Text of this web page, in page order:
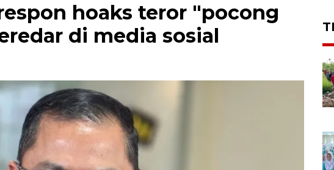
hoaks teror "pocong
di media sosial